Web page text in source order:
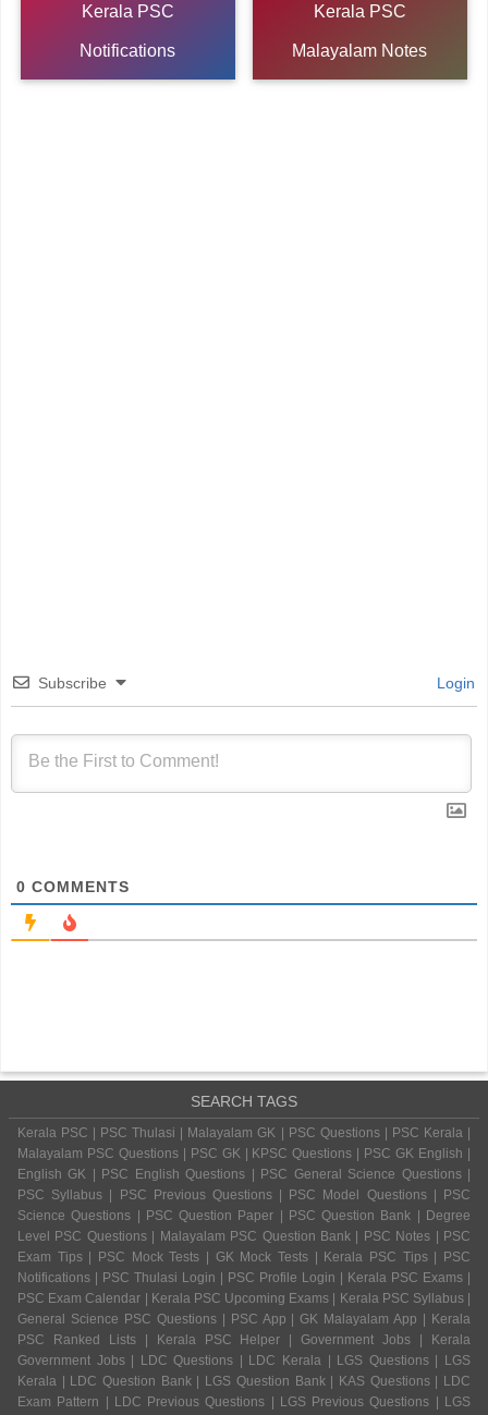
Kerala PSC
Notifications
Kerala PSC
Malayalam Notes
Subscribe Login
0 COMMENTS
SEARCH TAGS
Kerala PSC | PSC Thulasi | Malayalam GK | PSC Questions | PSC Kerala |
Malayalam PSC Questions | PSC GK | KPSC Questions | PSC GK English |
English GK | PSC English Questions | PSC General Science Questions |
PSC Syllabus | PSC Previous Questions | PSC Model Questions | PSC
Science Questions | PSC Question Paper | PSC Question Bank | Degree
Level PSC Questions | Malayalam PSC Question Bank | PSC Notes | PSC
Exam Tips | PSC Mock Tests | GK Mock Tests | Kerala PSC Tips | PSC
Notifications | PSC Thulasi Login | PSC Profile Login | Kerala PSC Exams |
PSC Exam Calendar | Kerala PSC Upcoming Exams | Kerala PSC Syllabus |
General Science PSC Questions | PSC App | GK Malayalam App | Kerala
PSC Ranked Lists | Kerala PSC Helper | Government Jobs | Kerala
Government Jobs | LDC Questions | LDC Kerala | LGS Questions | LGS
Kerala | LDC Question Bank | LGS Question Bank | KAS Questions | LDC
Exam Pattern | LDC Previous Questions | LGS Previous Questions | LGS